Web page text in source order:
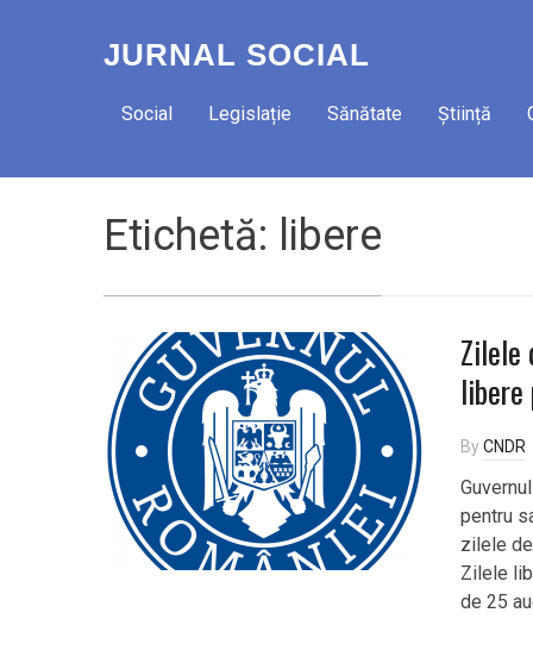
JURNAL SOCIAL
Social Legislație Sănătate Știință
Etichetă: libere
Zilele
ByCNDR
pentru
zilele
Zilele
de 25